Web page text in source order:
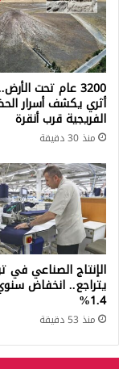
3200 عام تحت
أثري يكشف أسرار
الفريجية قرب أنقرة
منذ 30 دقيقة
الإنتاج الصناعي في
يتراجع.. انخفاض
1.4%
منذ 53 دقيقة